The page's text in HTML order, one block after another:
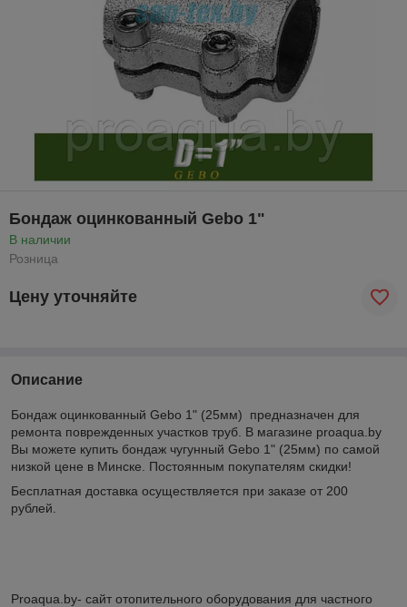
Бондаж оцинкованный Gebo 1"
В наличии
Розница
Цену уточняйте
Описание
Бондаж оцинкованный Gebo 1" (25мм) предназначен для
ремонта поврежденных участков труб. В магазине proaqua.by
Вы можете купить бондаж чугунный Gebo 1" (25мм) по самой
низкой цене в Минске. Постоянным покупателям скидки!
Бесплатная доставка осуществляется при заказе от 200
рублей.
Proaqua.by- сайт отопительного оборудования для частного